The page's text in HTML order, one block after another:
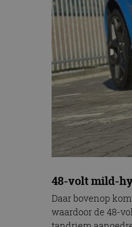
48-volt mild-
Daar bovenop
waardoor de 48-